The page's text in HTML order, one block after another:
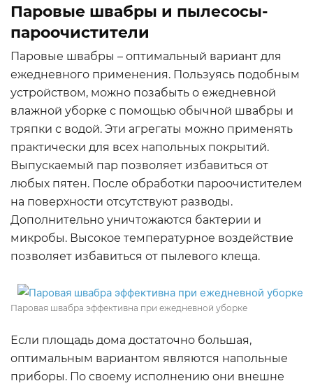
Паровые швабры и пылесосы-
пароочистители
Паровые швабры – оптимальный вариант для
ежедневного применения. Пользуясь подобным
устройством, можно позабыть о ежедневной
влажной уборке с помощью обычной швабры и
тряпки с водой. Эти агрегаты можно применять
практически для всех напольных покрытий.
Выпускаемый пар позволяет избавиться от
любых пятен. После обработки пароочистителем
на поверхности отсутствуют разводы.
Дополнительно уничтожаются бактерии и
микробы. Высокое температурное воздействие
позволяет избавиться от пылевого клеща.
Паровая швабра эффективна при ежедневной уборке
Если площадь дома достаточно большая,
оптимальным вариантом являются напольные
приборы. По своему исполнению они внешне